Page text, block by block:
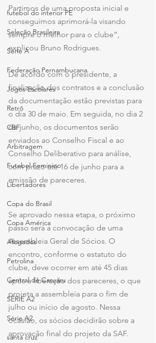
futebol do interior PE
Seleção Brasileira
Série A
Federação Pernambucana
Jogos Escolares
Retrô
CBF
Arbitragem
Futebol Feminino
Libertadores
Copa do Brasil
Copa América
Afogados
Petrolina
Central de Caruaru
SÉRIE A2
Série A2
santa cruz
Partimos de uma proposta inicial e
conseguimos aprimorá-la visando
sempre o melhor para o clube”,
explicou Bruno Rodrigues.
De acordo com o presidente, a
finalização dos contratos e a conclusão
da documentação estão previstas para
o dia 30 de maio. Em seguida, no dia 2
de junho, os documentos serão
enviados ao Conselho Fiscal e ao
Conselho Deliberativo para análise,
com prazo até 16 de junho para a
emissão de pareceres.
Se aprovado nessa etapa, o próximo
passo será a convocação de uma
Assembleia Geral de Sócios. O
encontro, conforme o estatuto do
clube, deve ocorrer em até 45 dias
após a liberação dos pareceres, o que
projeta a assembleia para o fim de
julho ou início de agosto. Nessa
ocasião, os sócios decidirão sobre a
aprovação final do projeto da SAF.